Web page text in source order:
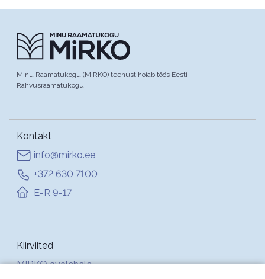
Minu Raamatukogu (MIRKO) teenust hoiab töös Eesti
Rahvusraamatukogu
Kontakt
info@mirko.ee
+372 630 7100
E-R 9-17
Kiirviited
MIRKO avalehele